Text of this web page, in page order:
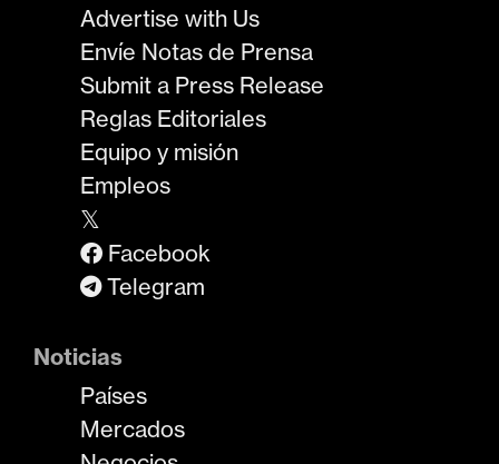
Advertise with Us
Envíe Notas de Prensa
Submit a Press Release
Reglas Editoriales
Equipo y misión
Empleos
𝕏
Facebook
Telegram
Noticias
Países
Mercados